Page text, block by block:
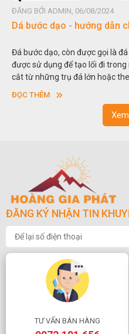
ĐĂNG BỞI ADMIN, 06/08/2024
Dá bước dạo - hướng dẫn
Đá bước dạo, còn được gọi là
được sử dụng để tạo lối đi
cắt từ những trụ đá lớn hoặc
vuông hoặc hình chữ nhật và có
ĐỌC THÊM
ĐĂNG KÝ NHẬN TIN
TƯ VẤN BÁN HÀNG